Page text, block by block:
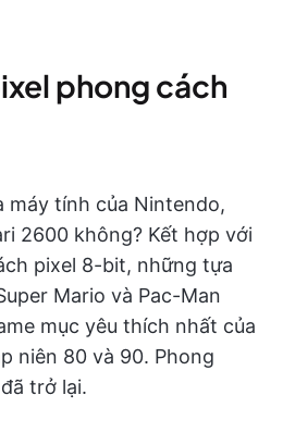
phong cách
máy tính của Nintendo,
2600 không? Kết hợp với
pixel 8-bit, những tựa
Mario và Pac-Man
mục yêu thích nhất của
niên 80 và 90. Phong
trở lại.